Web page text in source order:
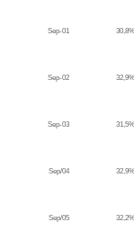
Sep-01 30,8%
Sep-02 32,9%
Sep-03 31,5%
Sep/04 32,9%
Sep/05 32,2%